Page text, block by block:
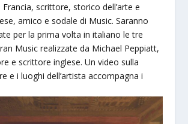
scrittore, storico dell’arte e
amico e sodale di Music. Saranno
per la prima volta in italiano le tre
Music realizzate da Michael Peppiatt,
e scrittore inglese. Un video sulla
e i luoghi dell’artista accompagna i